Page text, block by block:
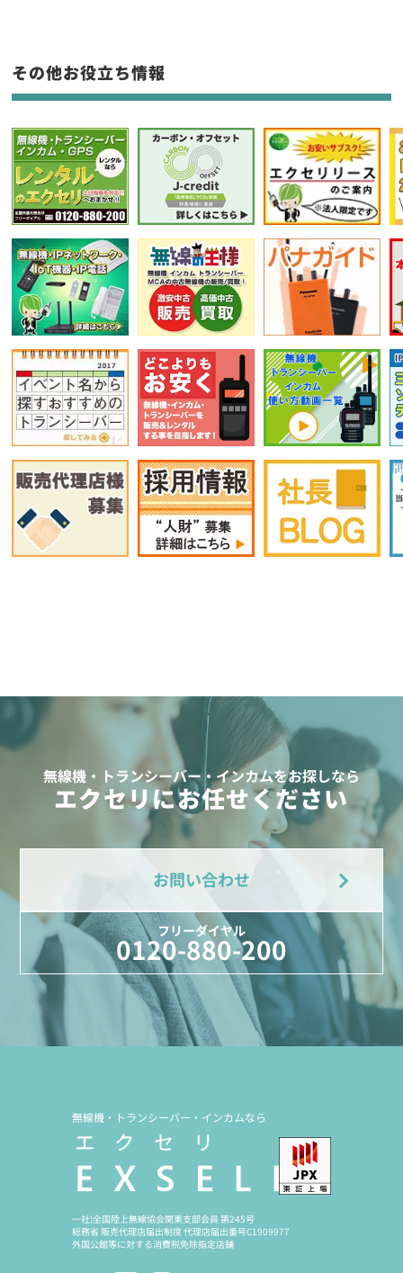
フリーワード入力(製品名等)
選択条件をリセット
その他お役立ち情報
無線機・トランシーバー・インカムをお探しなら
エクセリにお任せください
お問い合わせ
フリーダイヤル
0120-880-200
無線機・トランシーバー・インカムなら
一社)全国陸上無線協会関東支部会員 第245号
総務省 販売代理店届出制度 代理店届出番号C1909977
外国公館等に対する消費税免除指定店舗